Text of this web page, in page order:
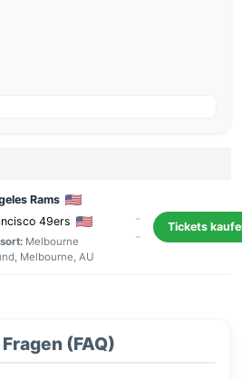
Rams
49ers
Melbourne
, Melbourne, AU
-
-
Tickets
(FAQ)